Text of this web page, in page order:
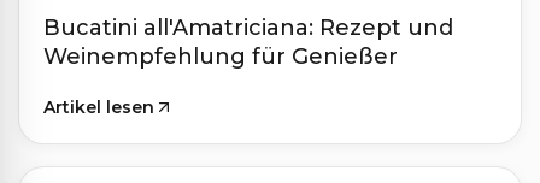
Bucatini all'Amatriciana: Rezept und
Weinempfehlung für Genießer
Artikel lesen